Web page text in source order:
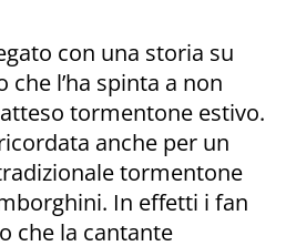
con una storia su
l’ha spinta a non
tormentone estivo.
anche per un
tormentone
In effetti i fan
che la cantante